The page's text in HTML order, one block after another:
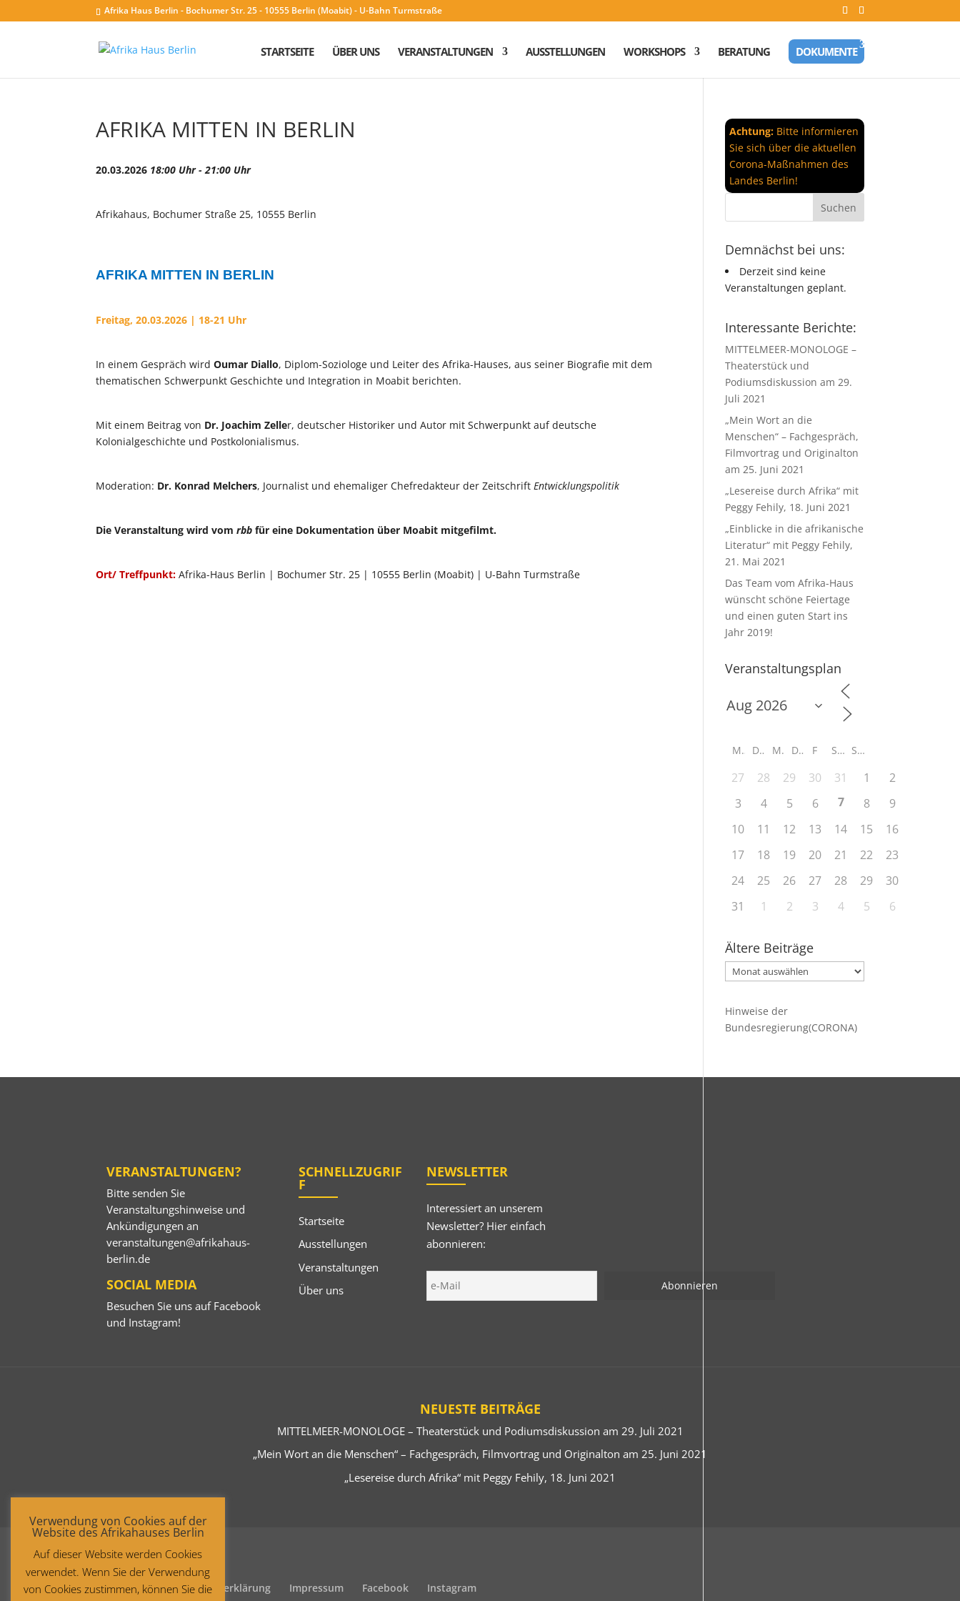
Afrika Haus Berlin - Bochumer Str. 25 - 10555 Berlin (Moabit) - U-Bahn Turmstraße
STARTSEITE ÜBER UNS VERANSTALTUNGEN AUSSTELLUNGEN WORKSHOPS BERATUNG DOKUMENTE
AFRIKA MITTEN IN BERLIN
20.03.2026 18:00 Uhr - 21:00 Uhr
Afrikahaus, Bochumer Straße 25, 10555 Berlin
AFRIKA MITTEN IN BERLIN
Freitag, 20.03.2026 | 18-21 Uhr
In einem Gespräch wirdOumar Diallo, Diplom-Soziologe und Leiter des Afrika-Hauses, aus seiner Biografie mit dem
thematischen Schwerpunkt Geschichte und Integration in Moabit berichten.
Mit einem Beitrag von Dr. Joachim Zeller, deutscher Historiker und Autor mit Schwerpunkt auf deutsche
Kolonialgeschichte und Postkolonialismus.
Moderation: Dr. Konrad Melchers, Journalist und ehemaliger Chefredakteur der ZeitschriftEntwicklungspolitik
Die Veranstaltung wird vomrbb für eine Dokumentation über Moabit mitgefilmt.
Ort/ Treffpunkt: Afrika-Haus Berlin | Bochumer Str. 25 | 10555 Berlin (Moabit) | U-Bahn Turmstraße
Achtung: Bitte informieren
Sie sich über die aktuellen
Corona-Maßnahmen des
Landes Berlin!
Demnächst bei uns:
Derzeit sind keine
Veranstaltungen geplant.
Interessante Berichte:
MITTELMEER-MONOLOGE –
Theaterstück und
Podiumsdiskussion am 29.
Juli 2021
„Mein Wort an die
Menschen“ – Fachgespräch,
Filmvortrag und Originalton
am 25. Juni 2021
„Lesereise durch Afrika“ mit
Peggy Fehily, 18. Juni 2021
„Einblicke in die afrikanische
Literatur“ mit Peggy Fehily,
21. Mai 2021
Das Team vom Afrika-Haus
wünscht schöne Feiertage
und einen guten Start ins
Jahr 2019!
Veranstaltungsplan
M D M D F S S
27 28 29 30 31 1
2
3
4 5 6 7 8
9
10
11 12 13 14 15
16
17
18 19 20 21 22
23
24
25 26 27 28 29
30
31
1 2 3 4 5 6
Ältere Beiträge
Ältere
Beiträge
Hinweise der
Bundesregierung(CORONA)
VERANSTALTUNGEN?
Bitte senden Sie
Veranstaltungshinweise und
Ankündigungen an
veranstaltungen@afrikahaus-
berlin.de
SOCIAL MEDIA
Besuchen Sie uns auf Facebook
und Instagram!
SCHNELLZUGRIF
F
Startseite
Ausstellungen
Veranstaltungen
Über uns
NEWSLETTER
Interessiert an unserem
Newsletter? Hier einfach
abonnieren:
NEUESTE BEITRÄGE
MITTELMEER-MONOLOGE – Theaterstück und Podiumsdiskussion am 29. Juli 2021
„Mein Wort an die Menschen“ – Fachgespräch, Filmvortrag und Originalton am 25. Juni 2021
„Lesereise durch Afrika“ mit Peggy Fehily, 18. Juni 2021
Startseite Datenschutzerklärung Impressum Facebook Instagram
Verwendung von Cookies auf der
Website des Afrikahauses Berlin
Auf dieser Website werden Cookies
verwendet. Wenn Sie der Verwendung
von Cookies zustimmen, können Sie die